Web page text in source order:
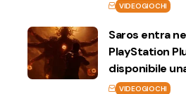
VIDEOGIOCHI
Saros entra
PlayStation
disponibile
VIDEOGIOCHI